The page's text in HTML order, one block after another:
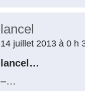
lancel
14 juillet 2013 à 0 h
lancel…
–…